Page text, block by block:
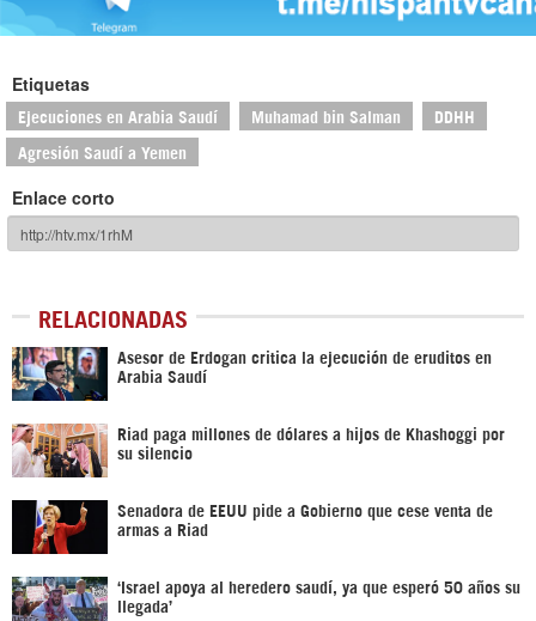
Etiquetas
Ejecuciones en Arabia Saudí Muhamad bin Salman DDHH
Agresión Saudí a Yemen
Enlace corto
RELACIONADAS
Asesor de Erdogan critica la ejecución de eruditos en
Arabia Saudí
Riad paga millones de dólares a hijos de Khashoggi por
su silencio
Senadora de EEUU pide a Gobierno que cese venta de
armas a Riad
‘Israel apoya al heredero saudí, ya que esperó 50 años su
llegada’